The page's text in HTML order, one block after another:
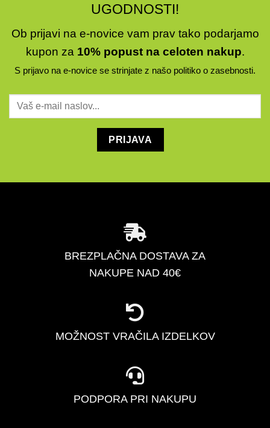
UGODNOSTI!
Ob prijavi na e-novice vam prav tako podarjamo
kupon za 10% popust na celoten nakup.
S prijavo na e-novice se strinjate z našo politiko o zasebnosti.
BREZPLAČNA DOSTAVA ZA
NAKUPE NAD 40€
MOŽNOST VRAČILA IZDELKOV
PODPORA PRI NAKUPU